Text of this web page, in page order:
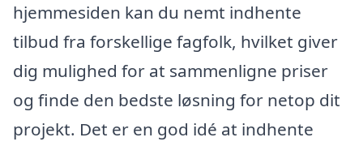
hjemmesiden kan du nemt indhente
tilbud fra forskellige fagfolk, hvilket giver
dig mulighed for at sammenligne priser
og finde den bedste løsning for netop dit
projekt. Det er en god idé at indhente